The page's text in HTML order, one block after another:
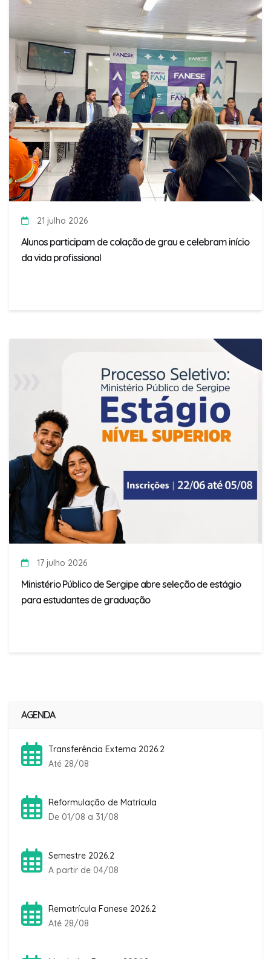
21 julho 2026
Alunos participam de colação de grau e celebram início
da vida profissional
17 julho 2026
Ministério Público de Sergipe abre seleção de estágio
para estudantes de graduação
AGENDA
Transferência Externa 2026.2
Até 28/08
Reformulação de Matrícula
De 01/08 a 31/08
Semestre 2026.2
A partir de 04/08
Rematrícula Fanese 2026.2
Até 28/08